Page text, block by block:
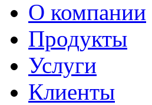
О компании
Продукты
Услуги
Клиенты